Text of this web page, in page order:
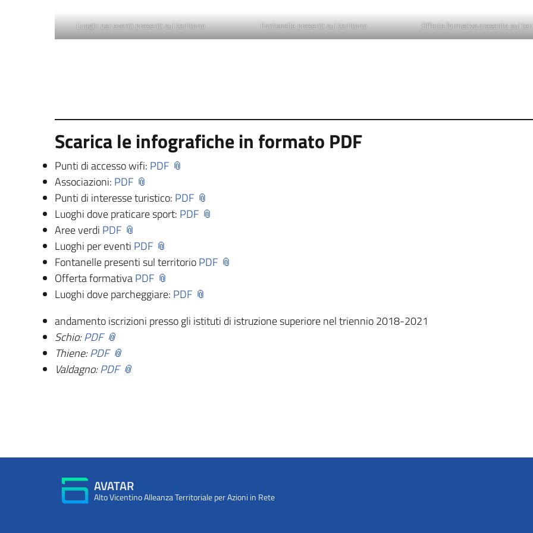
Luoghi per eventi presenti sul territorio Fontanelle presenti sul territorio Offerta formativa presente sul
Scarica le infografiche in formato PDF
Punti di accesso wifi: PDF
Associazioni: PDF
Punti di interesse turistico: PDF
Luoghi dove praticare sport: PDF
Aree verdi PDF
Luoghi per eventi PDF
Fontanelle presenti sul territorioPDF
Offerta formativaPDF
Luoghi dove parcheggiare: PDF
andamento iscrizioni presso gli istituti di istruzione superiore nel triennio 2018-2021
Schio:PDF
Thiene:PDF
Valdagno:PDF
AVATAR
Alto Vicentino Alleanza Territoriale per Azioni in Rete